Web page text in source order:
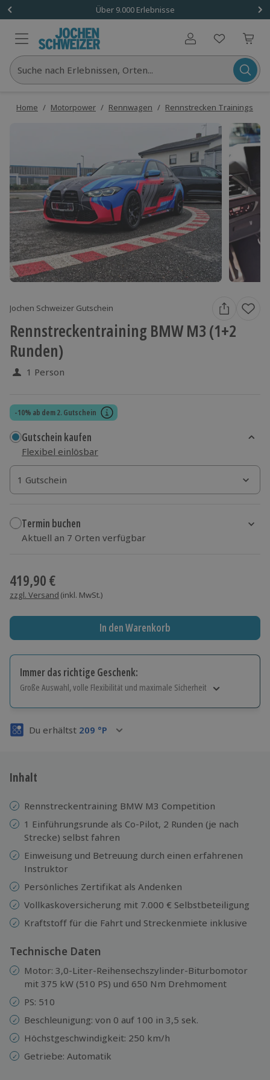
Über 9.000 Erlebnisse
Benutzerkonto
Suche nach Erlebnissen, Orten...
Home / Motorpower / Rennwagen / Rennstrecken Trainings
Jochen Schweizer Gutschein
Rennstreckentraining BMW M3 (1+2
Runden)
1 Person
-10% ab dem 2. Gutschein
Gutschein kaufen
Flexibel einlösbar
1 Gutschein
1 Gutschein
1 Gutschein
Termin buchen
Aktuell an 7 Orten verfügbar
419,90 €
zzgl. Versand (inkl. MwSt.)
In den Warenkorb
Immer das richtige Geschenk:
Große Auswahl, volle Flexibilität und maximale Sicherheit
Volle Flexibilität
3 Jahre gültig & verlängerbar.
Du erhältst 209 °P
Inhalt
Rennstreckentraining BMW M3 Competition
1 Einführungsrunde als Co-Pilot, 2 Runden (je nach
Strecke) selbst fahren
Einweisung und Betreuung durch einen erfahrenen
Instruktor
Persönliches Zertifikat als Andenken
Vollkaskoversicherung mit 7.000 € Selbstbeteiligung
Kraftstoff für die Fahrt und Streckenmiete inklusive
Technische Daten
Motor: 3,0-Liter-Reihensechszylinder-Biturbomotor
mit 375 kW (510 PS) und 650 Nm Drehmoment
PS: 510
Beschleunigung: von 0 auf 100 in 3,5 sek.
Höchstgeschwindigkeit: 250 km/h
Getriebe: Automatik